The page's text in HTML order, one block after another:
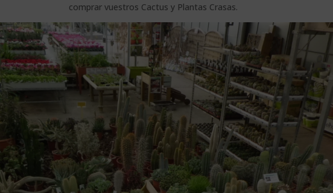
comprar vuestros Cactus y Plantas Crasas.